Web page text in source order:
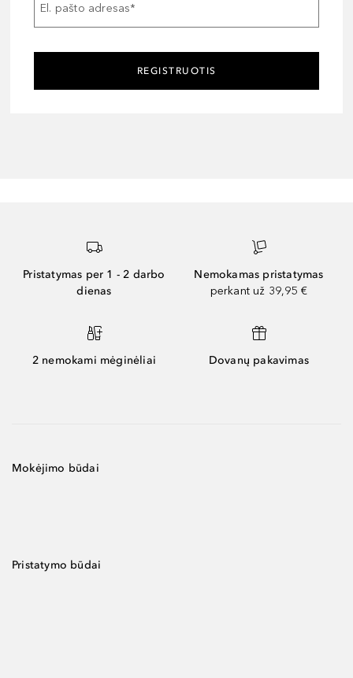
El. pašto adresas*
REGISTRUOTIS
Pristatymas per 1 - 2 darbo
dienas
Nemokamas pristatymas
perkant už 39,95 €
2 nemokami mėginėliai Dovanų pakavimas
Mokėjimo būdai
Pristatymo būdai